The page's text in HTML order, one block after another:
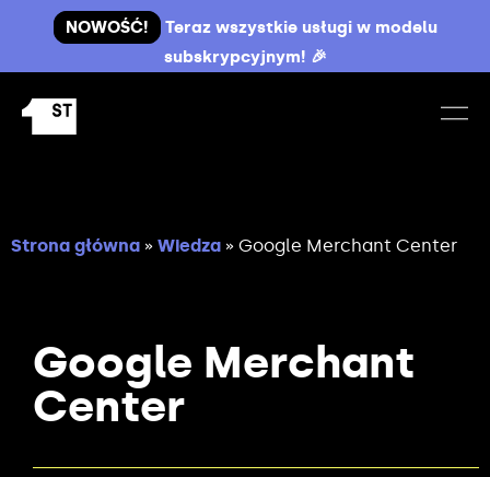
NOWOŚĆ!
Teraz wszystkie usługi w modelu
subskrypcyjnym! 🎉
Strona główna » Wiedza » Google Merchant Center
Google Merchant
Center